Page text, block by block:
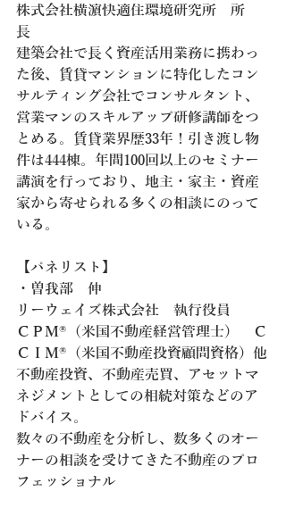
株式会社横濵快適住環境研究所　所
長
建築会社で長く資産活用業務に携わっ
た後、賃貸マンションに特化したコン
サルティング会社でコンサルタント、
営業マンのスキルアップ研修講師をつ
とめる。賃貸業界歴33年！引き渡し物
件は444棟。年間100回以上のセミナー
講演を行っており、地主・家主・資産
家から寄せられる多くの相談にのって
いる。
【パネリスト】
・ 曽我部　伸
リーウェイズ株式会社　執行役員
ＣＰＭ®（米国不動産経営管理士）　Ｃ
ＣＩＭ®（米国不動産投資顧問資格）他
不動産投資、不動産売買、アセットマ
ネジメントとしての相続対策などのア
ドバイス。
数々の不動産を分析し、数多くのオー
ナーの相談を受けてきた不動産のプロ
フェッショナル